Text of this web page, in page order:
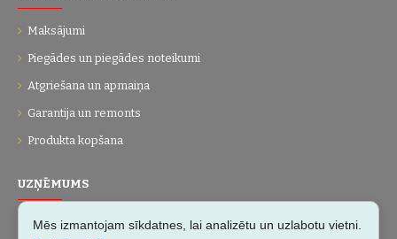
Maksājumi
Piegādes un piegādes noteikumi
Atgriešana un apmaiņa
Garantija un remonts
Produkta kopšana
UZŅĒMUMS
Par mums
Mēs izmantojam sīkdatnes, lai analizētu un uzlabotu vietni.